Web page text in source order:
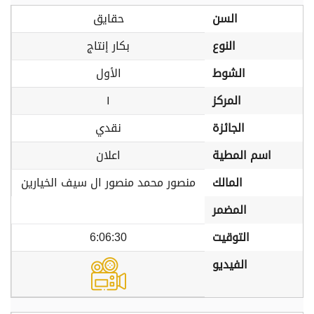
السن
حقايق
النوع
بكار إنتاج
الشوط
الأول
المركز
١
الجائزة
نقدي
اسم المطية
اعلان
المالك
منصور محمد منصور ال سيف الخيارين
المضمر
التوقيت
6:06:30
الفيديو